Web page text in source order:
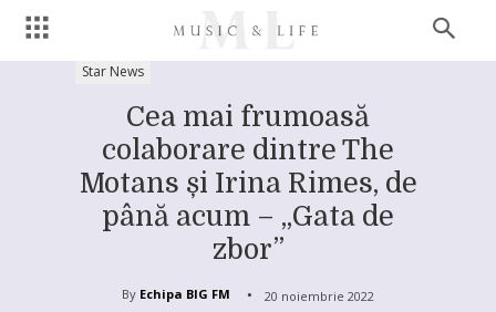
Star News
Cea mai frumoasă
colaborare dintre The
Motans și Irina Rimes, de
până acum – „Gata de
zbor”
By Echipa BIG FM 20 noiembrie 2022